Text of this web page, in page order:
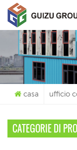
Che
casa ufficio
CATEGORIE DI